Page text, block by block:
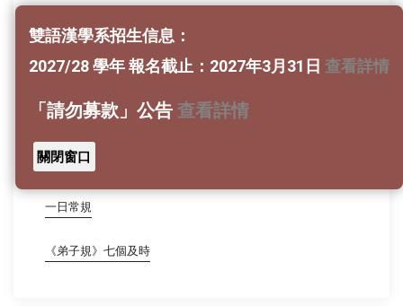
課程簡介
早課
六和敬共學
生活落實自我檢核表
一日常規
《弟子規》七個及時
雙語漢學系招生信息：
2027/28 學年 報名截止：2027年3月31日 查看詳情
「請勿募款」公告 查看詳情
關閉窗口